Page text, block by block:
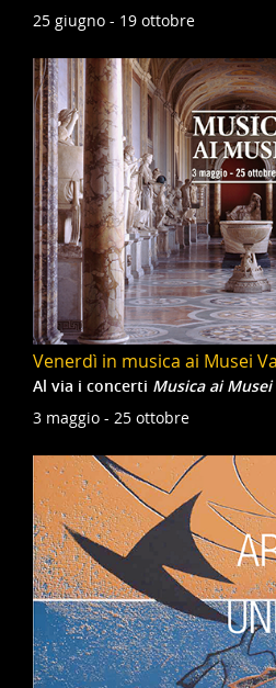
25 giugno - 19 ottobre
Venerdì in musica ai Musei
Al via i concerti Musica ai Musei
3 maggio - 25 ottobre